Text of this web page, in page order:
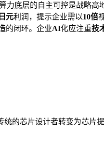
力底层的自主可控是战略高
元利润，提示企业需以10倍
的闭环。企业AI化应注重技
的芯片设计者转变为芯片